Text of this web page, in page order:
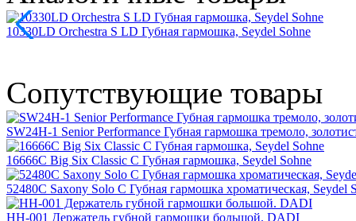
10330LD Orchestra S LD Губная гармошка, Seydel Sohne
Сопутствующие товары
SW24H-1 Senior Performance Губная гармошка тремоло,
16666C Big Six Classic C Губная гармошка, Seydel Sohne
52480C Saxony Solo C Губная гармошка хроматическая, Seydel
HH-001 Держатель губной гармошки большой. DADI